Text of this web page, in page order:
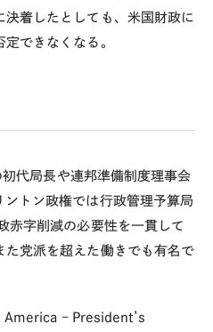
着したとしても、米国財政に
できなくなる。
代局長や連邦準備制度理事会
ントン政権では行政管理予算局
赤字削減の必要性を一貫して
た党派を超えた働きでも有名で
– President’s